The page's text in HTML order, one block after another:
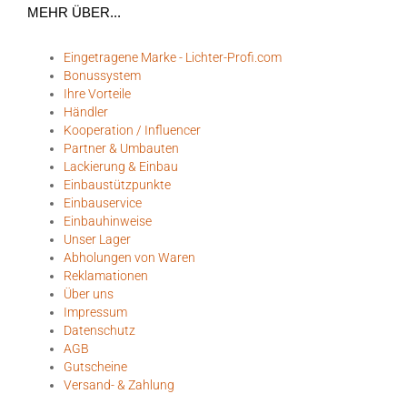
MEHR ÜBER...
Eingetragene Marke - Lichter-Profi.com
Bonussystem
Ihre Vorteile
Händler
Kooperation / Influencer
Partner & Umbauten
Lackierung & Einbau
Einbaustützpunkte
Einbauservice
Einbauhinweise
Unser Lager
Abholungen von Waren
Reklamationen
Über uns
Impressum
Datenschutz
AGB
Gutscheine
Versand- & Zahlung